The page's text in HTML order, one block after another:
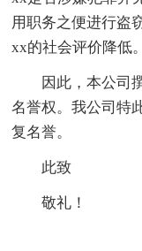
用职务之便进行盗
xx的社会评价降低。
因此，本公司
名誉权。我公司特
复名誉。
此致
敬礼！